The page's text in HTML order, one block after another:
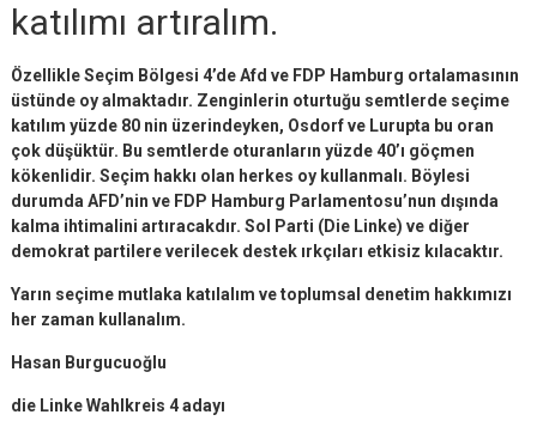
katılımı artıralım.
Özellikle Seçim Bölgesi 4’de Afd ve FDP Hamburg ortalamasının
üstünde oy almaktadır. Zenginlerin oturtuğu semtlerde seçime
katılım yüzde 80 nin üzerindeyken, Osdorf ve Lurupta bu oran
çok düşüktür. Bu semtlerde oturanların yüzde 40’ı göçmen
kökenlidir. Seçim hakkı olan herkes oy kullanmalı. Böylesi
durumda AFD’nin ve FDP Hamburg Parlamentosu’nun dışında
kalma ihtimalini artıracakdır. Sol Parti (Die Linke) ve diğer
demokrat partilere verilecek destek ırkçıları etkisiz kılacaktır.
Yarın seçime mutlaka katılalım ve toplumsal denetim hakkımızı
her zaman kullanalım.
Hasan Burgucuoğlu
die Linke Wahlkreis 4 adayı